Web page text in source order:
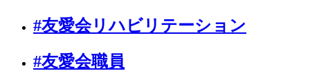
#友愛会リハビリテーション
#友愛会職員